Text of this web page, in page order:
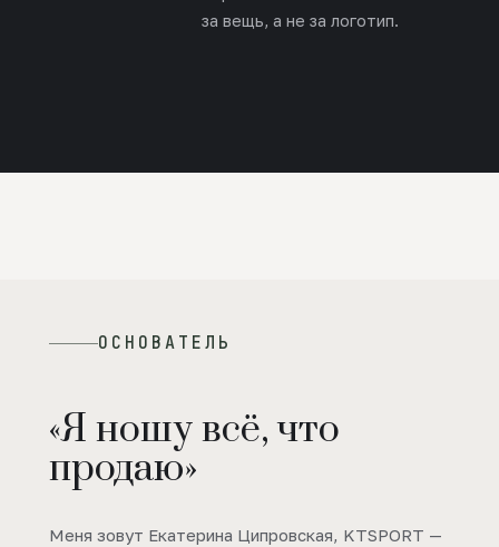
за вещь, а не за логотип.
ОСНОВАТЕЛЬ
«Я ношу всё, что
продаю»
Меня зовут Екатерина Ципровская, KTSPORT —